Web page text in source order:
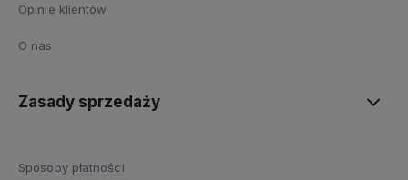
Opinie klientów
O nas
Zasady sprzedaży
Sposoby płatności